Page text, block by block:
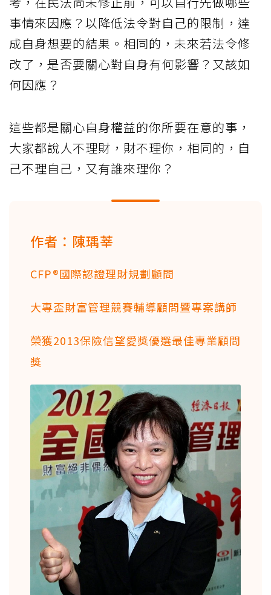
事情來因應？以降低法令對自己的限制，達
成自身想要的結果。相同的，未來若法令修
改了，是否要關心對自身有何影響？又該如
何因應？
這些都是關心自身權益的你所要在意的事，
大家都說人不理財，財不理你，相同的，自
己不理自己，又有誰來理你？
作者：陳瑀莘
CFP®國際認證理財規劃顧問
大專盃財富管理競賽輔導顧問暨專案講師
榮獲2013保險信望愛獎優選最佳專業顧問
獎